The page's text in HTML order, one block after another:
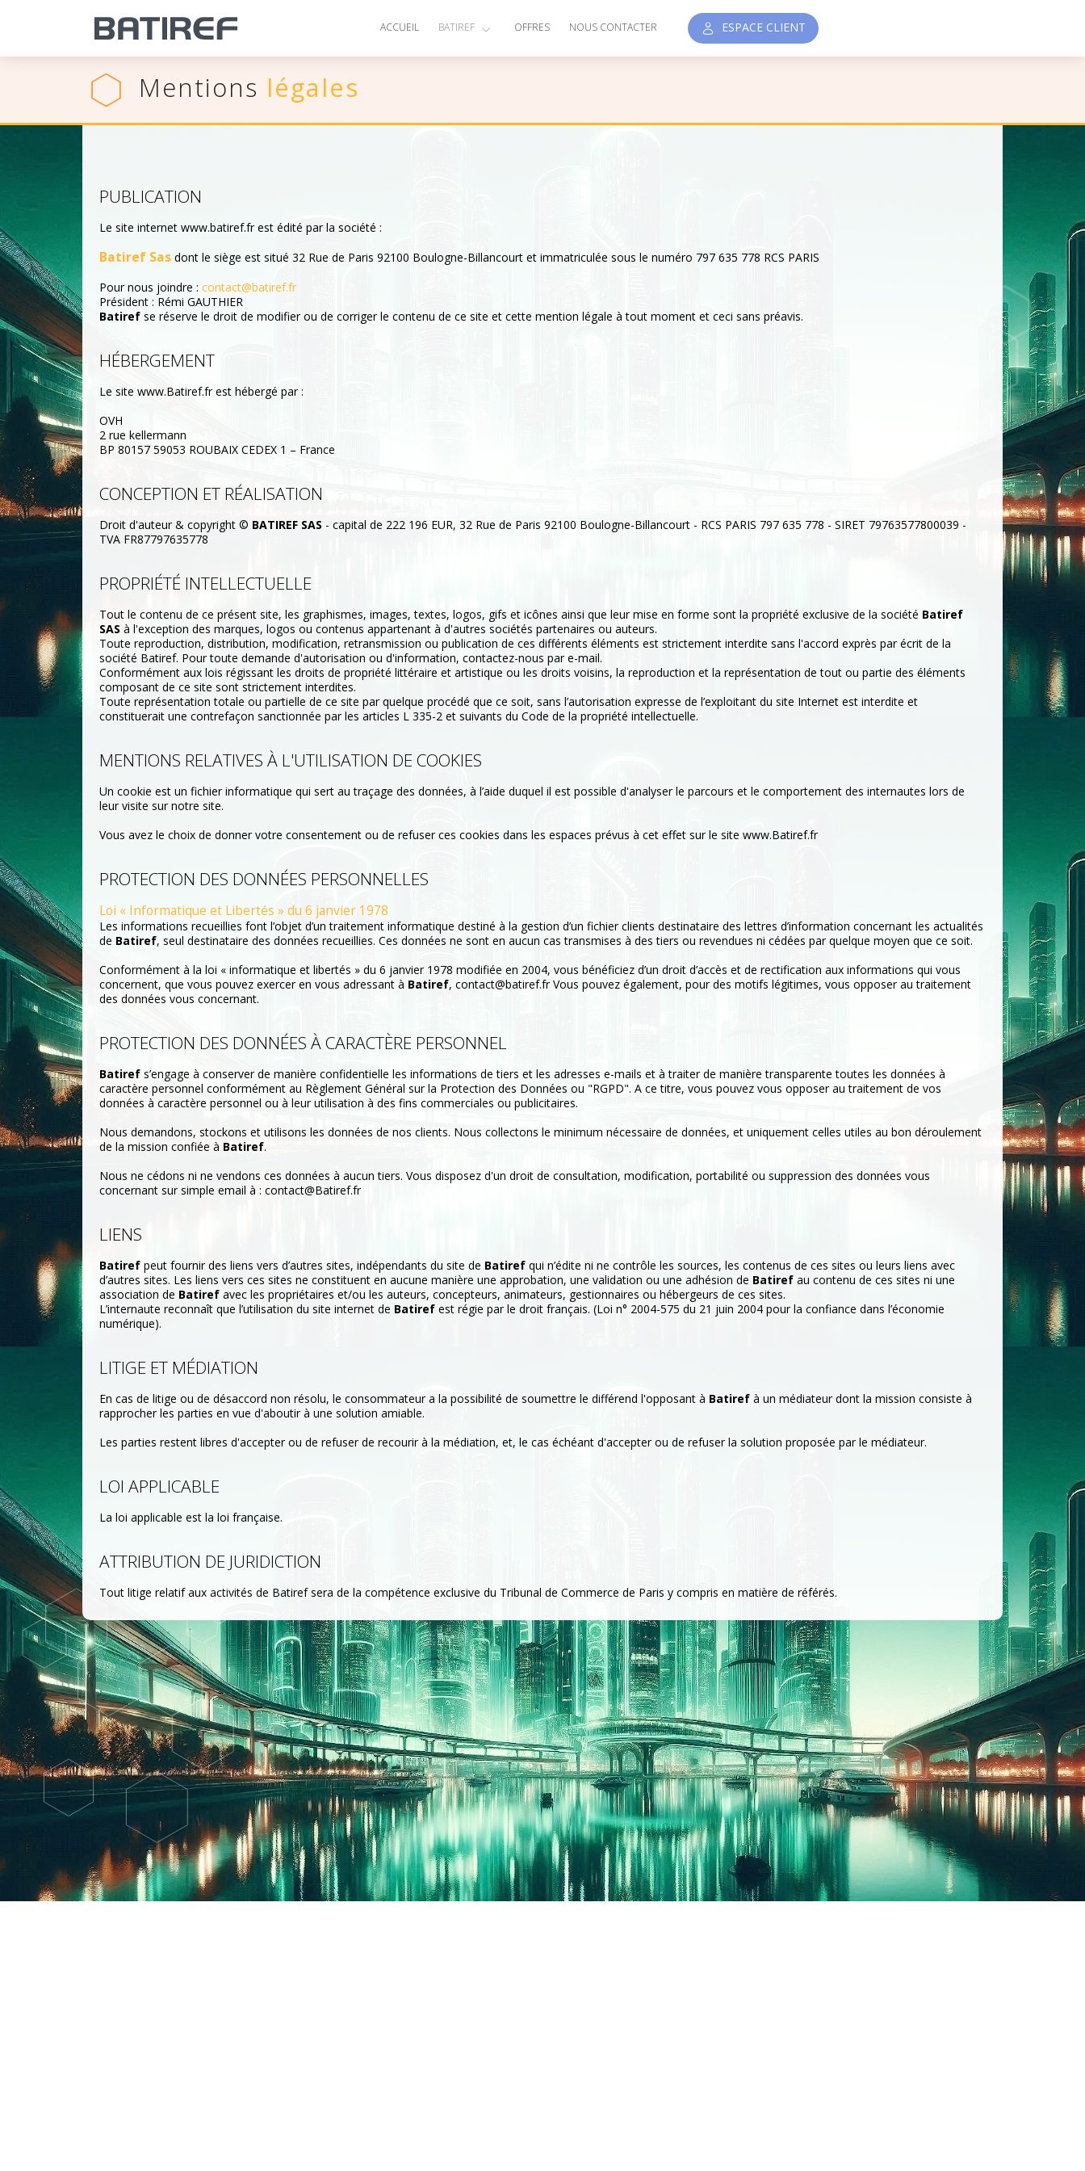
ACCUEIL BATIREF OFFRES NOUS CONTACTER ESPACE CLIENT
Mentions légales
PUBLICATION
Le site internet www.batiref.fr est édité par la société :
Batiref Sas dont le siège est situé 32 Rue de Paris 92100 Boulogne-Billancourt et immatriculée sous le numéro 797 635 778 RCS PARIS
Pour nous joindre : contact@batiref.fr
Président : Rémi GAUTHIER
Batiref se réserve le droit de modifier ou de corriger le contenu de ce site et cette mention légale à tout moment et ceci sans préavis.
HÉBERGEMENT
Le site www.Batiref.fr est hébergé par :
OVH
2 rue kellermann
BP 80157 59053 ROUBAIX CEDEX 1 – France
CONCEPTION ET RÉALISATION
Droit d'auteur & copyright © BATIREF SAS - capital de 222 196 EUR, 32 Rue de Paris 92100 Boulogne-Billancourt - RCS PARIS 797 635 778 - SIRET 79763577800039 -
TVA FR87797635778
PROPRIÉTÉ INTELLECTUELLE
Tout le contenu de ce présent site, les graphismes, images, textes, logos, gifs et icônes ainsi que leur mise en forme sont la propriété exclusive de la société Batiref
SAS à l'exception des marques, logos ou contenus appartenant à d'autres sociétés partenaires ou auteurs.
Toute reproduction, distribution, modification, retransmission ou publication de ces différents éléments est strictement interdite sans l'accord exprès par écrit de la
société Batiref. Pour toute demande d'autorisation ou d'information, contactez-nous par e-mail.
Conformément aux lois régissant les droits de propriété littéraire et artistique ou les droits voisins, la reproduction et la représentation de tout ou partie des éléments
composant de ce site sont strictement interdites.
Toute représentation totale ou partielle de ce site par quelque procédé que ce soit, sans l’autorisation expresse de l’exploitant du site Internet est interdite et
constituerait une contrefaçon sanctionnée par les articles L 335-2 et suivants du Code de la propriété intellectuelle.
MENTIONS RELATIVES À L'UTILISATION DE COOKIES
Un cookie est un fichier informatique qui sert au traçage des données, à l’aide duquel il est possible d'analyser le parcours et le comportement des internautes lors de
leur visite sur notre site.
Vous avez le choix de donner votre consentement ou de refuser ces cookies dans les espaces prévus à cet effet sur le site www.Batiref.fr
PROTECTION DES DONNÉES PERSONNELLES
Loi « Informatique et Libertés » du 6 janvier 1978
Les informations recueillies font l’objet d’un traitement informatique destiné à la gestion d’un fichier clients destinataire des lettres d’information concernant les actualités
de Batiref, seul destinataire des données recueillies. Ces données ne sont en aucun cas transmises à des tiers ou revendues ni cédées par quelque moyen que ce soit.
Conformément à la loi « informatique et libertés » du 6 janvier 1978 modifiée en 2004, vous bénéficiez d’un droit d’accès et de rectification aux informations qui vous
concernent, que vous pouvez exercer en vous adressant à Batiref, contact@batiref.fr Vous pouvez également, pour des motifs légitimes, vous opposer au traitement
des données vous concernant.
PROTECTION DES DONNÉES À CARACTÈRE PERSONNEL
Batiref s’engage à conserver de manière confidentielle les informations de tiers et les adresses e-mails et à traiter de manière transparente toutes les données à
caractère personnel conformément au Règlement Général sur la Protection des Données ou "RGPD". A ce titre, vous pouvez vous opposer au traitement de vos
données à caractère personnel ou à leur utilisation à des fins commerciales ou publicitaires.
Nous demandons, stockons et utilisons les données de nos clients. Nous collectons le minimum nécessaire de données, et uniquement celles utiles au bon déroulement
de la mission confiée à Batiref.
Nous ne cédons ni ne vendons ces données à aucun tiers. Vous disposez d'un droit de consultation, modification, portabilité ou suppression des données vous
concernant sur simple email à : contact@Batiref.fr
LIENS
Batiref peut fournir des liens vers d’autres sites, indépendants du site de Batiref qui n’édite ni ne contrôle les sources, les contenus de ces sites ou leurs liens avec
d’autres sites. Les liens vers ces sites ne constituent en aucune manière une approbation, une validation ou une adhésion de Batiref au contenu de ces sites ni une
association de Batiref avec les propriétaires et/ou les auteurs, concepteurs, animateurs, gestionnaires ou hébergeurs de ces sites.
L’internaute reconnaît que l’utilisation du site internet de Batiref est régie par le droit français. (Loi n° 2004-575 du 21 juin 2004 pour la confiance dans l’économie
numérique).
LITIGE ET MÉDIATION
En cas de litige ou de désaccord non résolu, le consommateur a la possibilité de soumettre le différend l'opposant à Batiref à un médiateur dont la mission consiste à
rapprocher les parties en vue d'aboutir à une solution amiable.
Les parties restent libres d'accepter ou de refuser de recourir à la médiation, et, le cas échéant d'accepter ou de refuser la solution proposée par le médiateur.
LOI APPLICABLE
La loi applicable est la loi française.
ATTRIBUTION DE JURIDICTION
Tout litige relatif aux activités de Batiref sera de la compétence exclusive du Tribunal de Commerce de Paris y compris en matière de référés.